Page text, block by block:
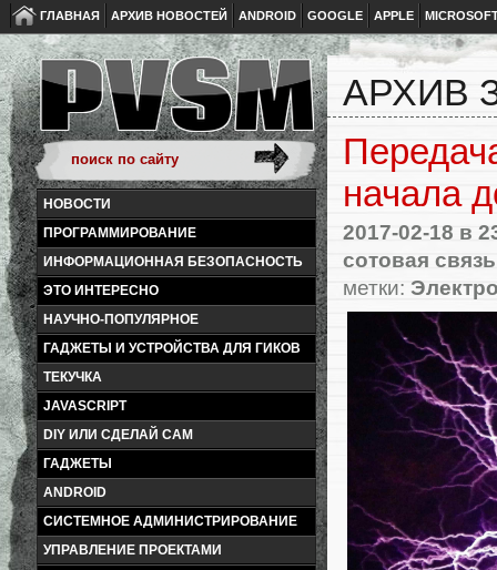
ГЛАВНАЯ АРХИВ НОВОСТЕЙ ANDROID GOOGLE APPLE
НОВОСТИ
ПРОГРАММИРОВАНИЕ
ИНФОРМАЦИОННАЯ БЕЗОПАСНОСТЬ
ЭТО ИНТЕРЕСНО
НАУЧНО-ПОПУЛЯРНОЕ
ГАДЖЕТЫ И УСТРОЙСТВА ДЛЯ ГИКОВ
ТЕКУЧКА
JAVASCRIPT
DIY ИЛИ СДЕЛАЙ САМ
ГАДЖЕТЫ
ANDROID
СИСТЕМНОЕ АДМИНИСТРИРОВАНИЕ
УПРАВЛЕНИЕ ПРОЕКТАМИ
АРХИВ
начала
2017-02-18 в
сотовая связь
метки: